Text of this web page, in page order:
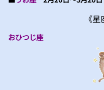
《
おひつじ座